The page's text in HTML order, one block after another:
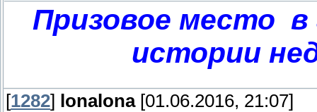
Призовое место в
истории
[1282] lonalona[01.06.2016, 21:07]